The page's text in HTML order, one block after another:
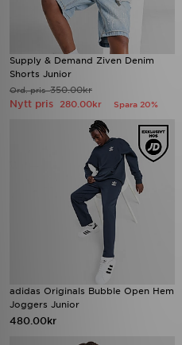
Supply & Demand Ziven Denim
Shorts Junior
Ord. pris350.00kr
Nytt pris 280.00kr Spara 20%
adidas Originals Bubble Open Hem
Joggers Junior
480.00kr